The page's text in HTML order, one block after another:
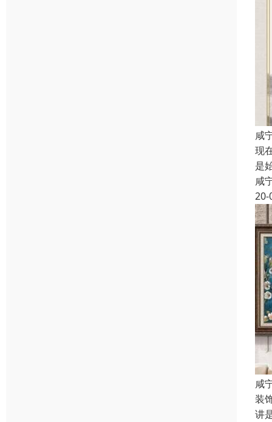
咸
现
是
咸
20-
咸
装
讲